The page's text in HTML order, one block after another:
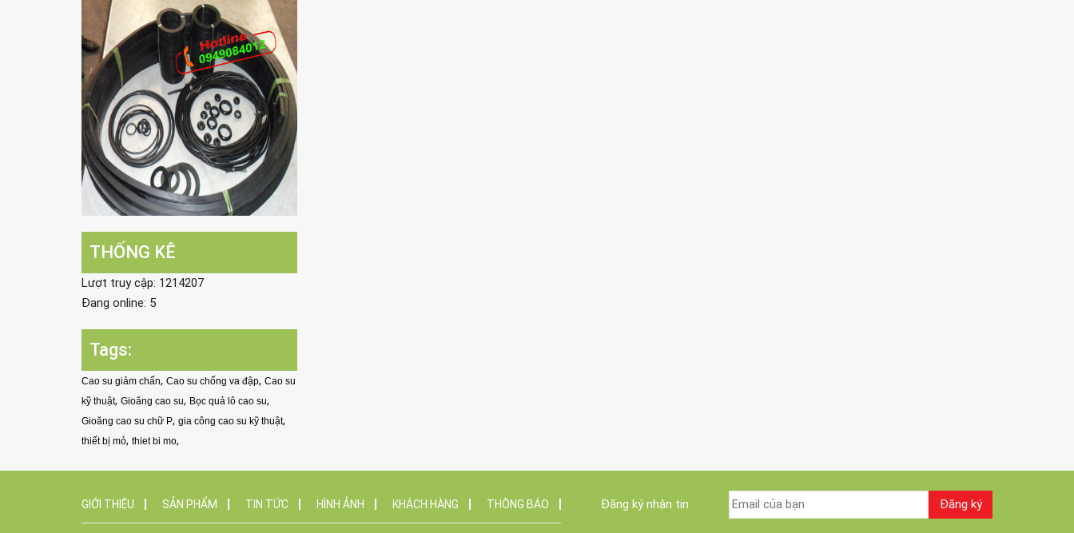
THỐNG KÊ
Lượt truy cập: 1214207
Đang online: 5
Tags:
Cao su giảm chấn, Cao su chống va đập, Cao su
kỹ thuật, Gioăng cao su, Bọc quả lô cao su,
Gioăng cao su chữ P, gia công cao su kỹ thuật,
thiết bị mỏ, thiet bi mo,
GIỚI THIỆU SẢN PHẨM TIN TỨC HÌNH ẢNH KHÁCH HÀNG THÔNG BÁO Đăng ký nhận tin